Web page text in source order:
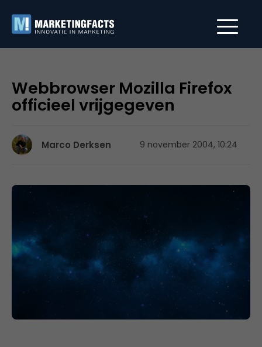
Webbrowser Mozilla Firefox
officieel vrijgegeven
Marco Derksen 9 november 2004, 10:24